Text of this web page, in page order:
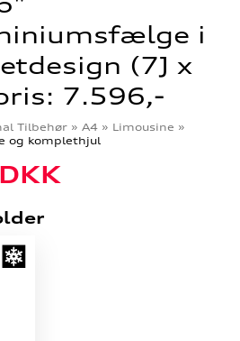
i
(7J x
7.596,-
Tilbehør »A4 » Limousine »
og komplethjul
DKK